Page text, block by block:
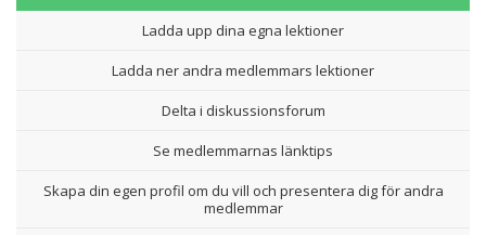
Ladda upp dina egna lektioner
Ladda ner andra medlemmars lektioner
Delta i diskussionsforum
Se medlemmarnas länktips
Skapa din egen profil om du vill och presentera dig för andra
medlemmar